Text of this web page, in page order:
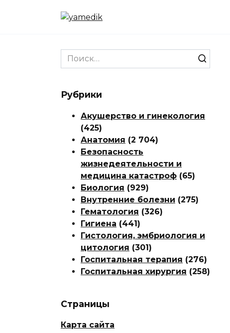
Search
for:
Рубрики
Акушерство и гинекология
(425)
Анатомия (2 704)
Безопасность
жизнедеятельности и
медицина катастроф (65)
Биология (929)
Внутренние болезни (275)
Гематология (326)
Гигиена (441)
Гистология, эмбриология и
цитология (301)
Госпитальная терапия (276)
Госпитальная хирургия (258)
Страницы
Карта сайта